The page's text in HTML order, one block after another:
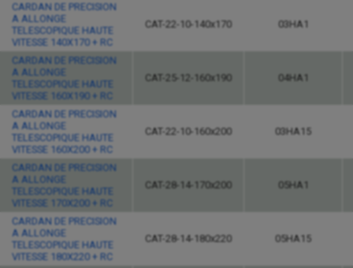
CARDAN DE PRECISION
A ALLONGE
TELESCOPIQUE HAUTE
VITESSE 140X170 + RC
CAT-22-10-140x170 03HA1
CARDAN DE PRECISION
A ALLONGE
TELESCOPIQUE HAUTE
VITESSE 160X190 + RC
CAT-25-12-160x190 04HA1
CARDAN DE PRECISION
A ALLONGE
TELESCOPIQUE HAUTE
VITESSE 160X200 + RC
CAT-22-10-160x200 03HA15
CARDAN DE PRECISION
A ALLONGE
TELESCOPIQUE HAUTE
VITESSE 170X200 + RC
CAT-28-14-170x200 05HA1
CARDAN DE PRECISION
A ALLONGE
TELESCOPIQUE HAUTE
VITESSE 180X220 + RC
CAT-28-14-180x220 05HA15